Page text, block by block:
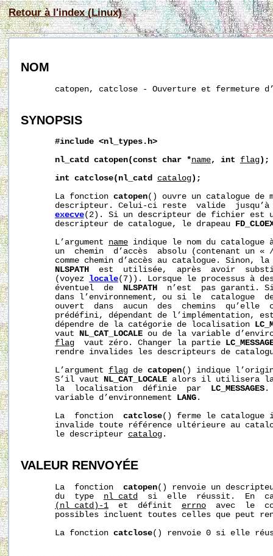
Retour à l'index (Linux)
NOM
catopen, catclose - Ouverture et fermeture
SYNOPSIS
#include <nl_types.h>
nl_catd catopen(const char *name, int flag );
int catclose(nl_catd catalog );
       La fonction
catopen() ouvre un catalogue de
descripteur. Celui-ci reste  valide
execve(2). Si un descripteur de fichier est
       descripteur de catalogue, le drapeau
       L’argument
name indique le nom du
un  chemin  d’accès  absolu (contenant un «
comme chemin d’accès au catalogue. Sinon,
NLSPATH
est  utilisée,  après  avoir
       (voyez
locale(7)). Lorsque le processus à
       éventuel  de
NLSPATH
n’est  pas garanti.
dans l’environnement, ou si le  catalogue
ouvert  dans  aucun  des  chemins  qu’elle
prédéfini, dépendant de l’implémentation,
       dépendre de la catégorie de localisation
       vaut
NL_CAT_LOCALE ou de la variable
flag
  vaut zéro. Changer la partie
rendre invalides les descripteurs de
       L’argument
flag de catopen() indique
       S’il vaut
NL_CAT_LOCALE alors il utilisera la
       la  localisation  définie  par
LC_MESSAGES .
       variable d’environnement
LANG .
       La  fonction
catclose() ferme le
invalide toute référence ultérieure au
       le descripteur
catalog .
VALEUR RENVOYÉE
       La  fonction
catopen() renvoie un
       du  type
nl_catd
si  elle  réussit.  En
(nl_catd)-1
  et  définit
errno
avec  le
possibles incluent toutes celles que peut
       La fonction
catclose() renvoie 0 si elle